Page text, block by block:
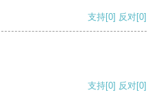
支持[0] 反对[0]
支持[0] 反对[0]